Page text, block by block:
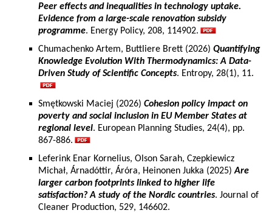
Peer effects and inequalities in technology uptake.
Evidence from a large-scale renovation subsidy
programme. Energy Policy, 208, 114902.
Chumachenko Artem, Buttliere Brett (2026) Quantifying
Knowledge Evolution With Thermodynamics: A Data-
Driven Study of Scientific Concepts. Entropy, 28(1), 11.
Smętkowski Maciej (2026) Cohesion policy impact on
poverty and social inclusion in EU Member States at
regional level. European Planning Studies, 24(4), pp.
867-886.
Leferink Enar Kornelius, Olson Sarah, Czepkiewicz
Michał, Árnadóttir, Áróra, Heinonen Jukka (2025)Are
larger carbon footprints linked to higher life
satisfaction? A study of the Nordic countries. Journal of
Cleaner Production, 529, 146602.